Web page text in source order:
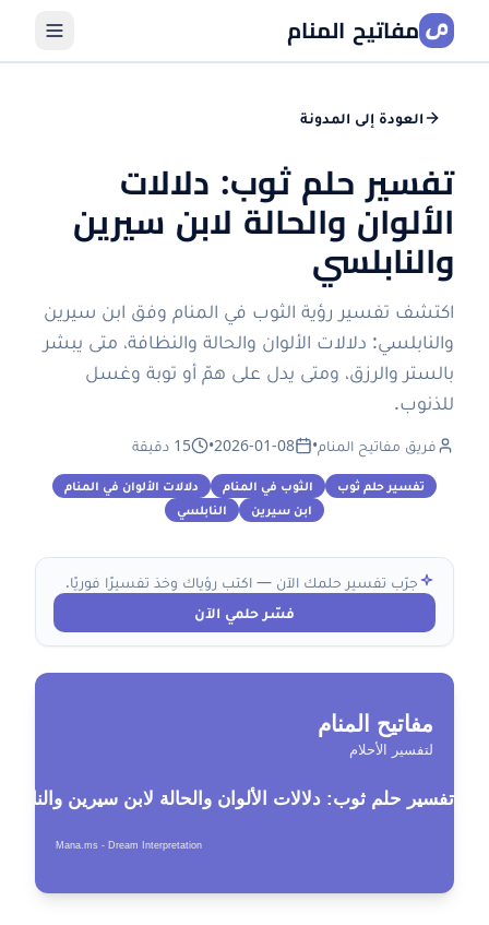
مفاتيح المنام
العودة إلى المدونة
تفسير حلم ثوب: دلالات
الألوان والحالة لابن سيرين
والنابلسي
اكتشف تفسير رؤية الثوب في المنام وفق ابن سيرين
والنابلسي: دلالات الألوان والحالة والنظافة، متى يبشر
بالستر والرزق، ومتى يدل على همّ أو توبة وغسل
للذنوب.
فريق مفاتيح المنام•
2026-01-08
• 15 دقيقة
تفسير حلم ثوب الثوب في المنام
دلالات الألوان في المنام
ابن سيرين
النابلسي
جرّب تفسير حلمك الآن — اكتب رؤياك وخذ تفسيرًا فوريًا.
فسّر حلمي الآن